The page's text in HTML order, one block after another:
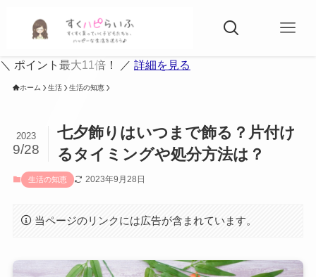
＼ ポイント最大11倍！ ／ 詳細を見る
ホーム 生活 生活の知恵
七夕飾りはいつまで飾る？片付け
るタイミングや処分方法は？
2023
9/28
生活の知恵 2023年9月28日
当ページのリンクには広告が含まれています。